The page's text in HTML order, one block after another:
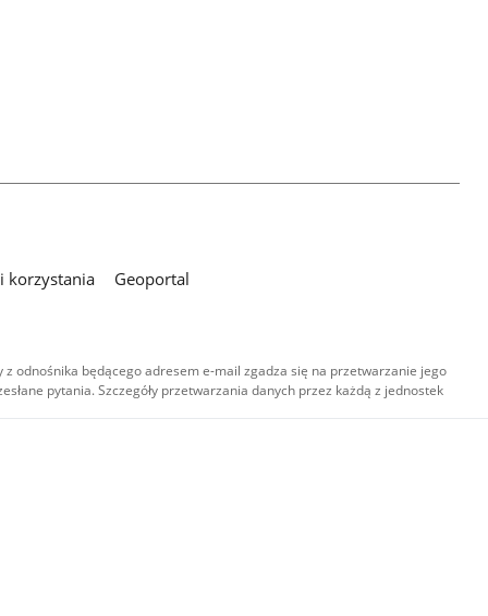
korzystania
Geoportal
odnośnika będącego adresem e-mail zgadza się na przetwarzanie jego
pytania. Szczegóły przetwarzania danych przez każdą z jednostek